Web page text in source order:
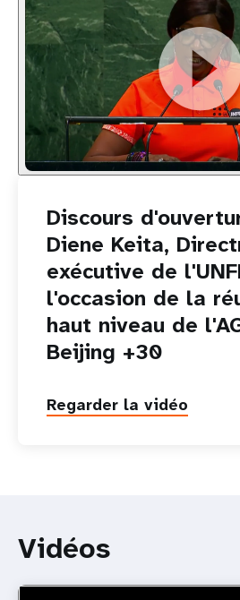
Discours
Diene Keita,
exécutive de
l'occasion de la
haut niveau de
Beijing +30
Regarder la vidéo
Vidéos